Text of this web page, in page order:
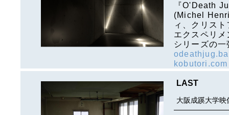
『O'Death
(Michel
ィ、クリス
エクスペリ
シリーズの
kobutori.com
LAST
大阪成蹊大学映